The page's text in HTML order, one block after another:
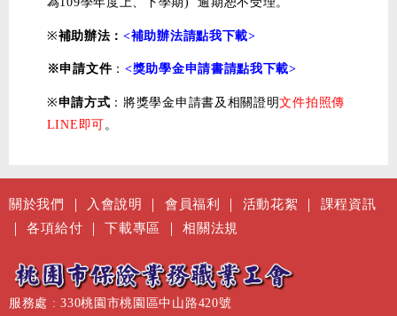
※補助辦法： <補助辦法請點我下載>
※申請文件： <獎助學金申請書請點我下載>
※申請方式 ：將獎學金申請書及相關證明文件拍照傳
LINE即可 。
關於我們 入會說明 會員福利 活動花絮
課程資訊
｜各項給付 ｜下載專區 ｜相關法規
服務處 : 330桃園市桃園區中山路420號